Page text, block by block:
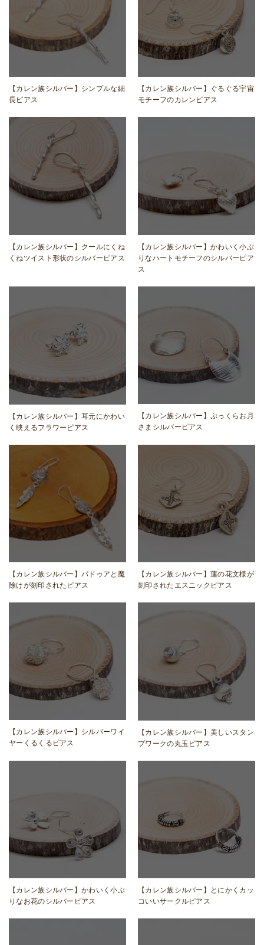
【カレン族シルバー】シンプルな細
長ピアス
【カレン族シルバー】ぐるぐる宇宙
モチーフのカレンピアス
【カレン族シルバー】クールにくね
くねツイスト形状のシルバーピアス
【カレン族シルバー】かわいく小ぶ
りなハートモチーフのシルバーピア
ス
【カレン族シルバー】耳元にかわい
く映えるフラワーピアス
【カレン族シルバー】ぷっくらお月
さまシルバーピアス
【カレン族シルバー】パドゥアと魔
除けが刻印されたピアス
【カレン族シルバー】蓮の花文様が
刻印されたエスニックピアス
【カレン族シルバー】シルバーワイ
ヤーくるくるピアス
【カレン族シルバー】美しいスタン
プワークの丸玉ピアス
【カレン族シルバー】かわいく小ぶ
りなお花のシルバーピアス
【カレン族シルバー】とにかくカッ
コいいサークルピアス